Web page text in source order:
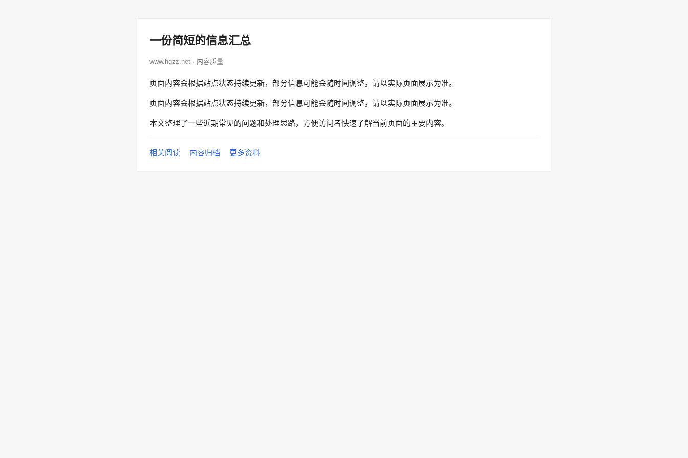
一份简短的信息汇总
www.hgzz.net · 内容质量
页面内容会根据站点状态持续更新，部分信息可能会随时间调整，请以实际页面展示为准。
页面内容会根据站点状态持续更新，部分信息可能会随时间调整，请以实际页面展示为准。
本文整理了一些近期常见的问题和处理思路，方便访问者快速了解当前页面的主要内容。
相关阅读 内容归档 更多资料